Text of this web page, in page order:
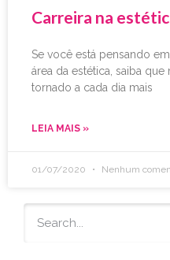
Carreira na
Se você está pensando
área da estética, saiba
tornado a cada dia mais
LEIA MAIS »
01/07/2020 Nenhum